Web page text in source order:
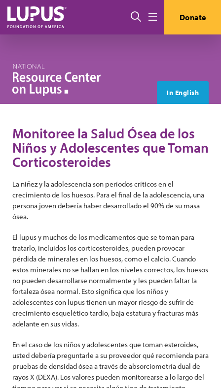
Pasar al contenido principal
Buscar Donate
In English
Monitoree la Salud Ósea de los
Niños y Adolescentes que Toman
Corticosteroides
La niñez y la adolescencia son períodos críticos en el
crecimiento de los huesos. Para el final de la adolescencia, una
persona joven debería haber desarrollado el 90% de su masa
ósea.
El lupus y muchos de los medicamentos que se toman para
tratarlo, incluidos los corticosteroides, pueden provocar
pérdida de minerales en los huesos, como el calcio. Cuando
estos minerales no se hallan en los niveles correctos, los huesos
no pueden desarrollarse normalmente y les pueden faltar la
fortaleza ósea normal. Esto significa que los niños y
adolescentes con lupus tienen un mayor riesgo de sufrir de
crecimiento esquelético tardío, baja estatura y fracturas más
adelante en sus vidas.
En el caso de los niños y adolescentes que toman esteroides,
usted debería preguntarle a su proveedor qué recomienda para
pruebas de densidad ósea a través de absorciometría dual de
rayos X (DEXA). Los valores pueden monitorearse a lo largo del